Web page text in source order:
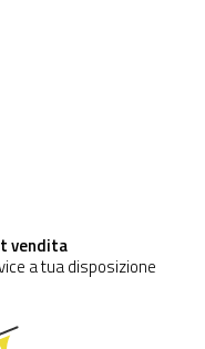
vendita
a tua disposizione